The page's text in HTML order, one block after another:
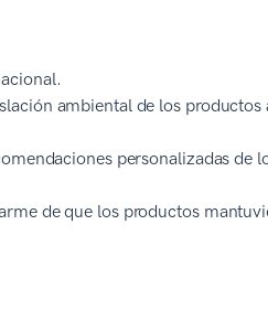
ambiental de los productos
personalizadas de
de que los productos